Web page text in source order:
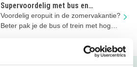
Supervoordelig met bus en
regionale trein
Voordelig eropuit in de zomervakantie?
Beter pak je de bus of trein met hoge